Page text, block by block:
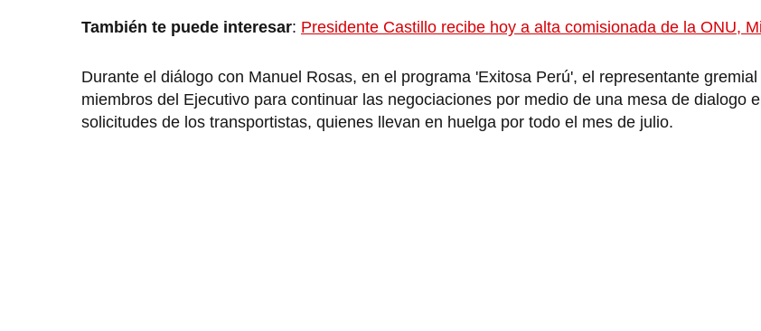
También te puede interesar: Presidente Castillo recibe hoy a alta comisionada de la ONU,
Durante el diálogo con Manuel Rosas, en el programa 'Exitosa Perú', el representante
miembros del Ejecutivo para continuar las negociaciones por medio de una mesa de dialogo
solicitudes de los transportistas, quienes llevan en huelga por todo el mes de julio.